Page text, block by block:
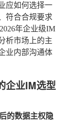
应如何选择一
符合合规要求
年企业级IM
析市场上的主
业内部沟通体
企业IM选型
的数据主权隐